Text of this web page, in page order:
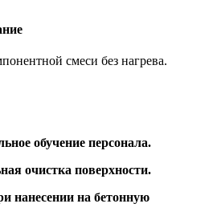
смеси без нагрева.
обучение персонала.
очистка поверхности.
нанесении на бетонную